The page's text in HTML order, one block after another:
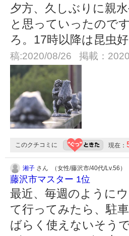
夕方、久しぶりに親
と思っていったので
ろ。17時以降は昆虫
稿:2020/08/26 掲載：
このクチコミに 現在：
湘子 さん （女性/藤沢市/40代/Lv.56）
藤沢市マスター 1位
最近、毎週のように
て行ってみたら、駐
ばらく使えないそう